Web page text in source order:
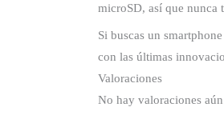
microSD, así que nunca
Si buscas un
con las últimas
Valoraciones
No hay valoraciones